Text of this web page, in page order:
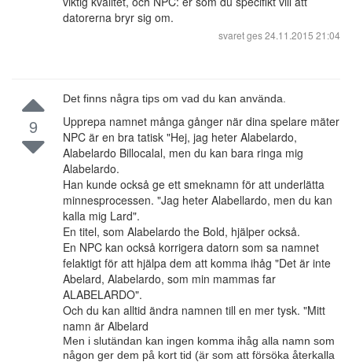
datorerna bryr sig om.
svaret ges24.11.2015 21:04
9
Det finns några tips om vad du kan använda.
Upprepa namnet många gånger när dina spelare mäter
NPC är en bra tatisk "Hej, jag heter Alabelardo,
Alabelardo Billocalal, men du kan bara ringa mig
Alabelardo.
Han kunde också ge ett smeknamn för att underlätta
minnesprocessen. "Jag heter Alabellardo, men du kan
kalla mig Lard".
En titel, som Alabelardo the Bold, hjälper också.
En NPC kan också korrigera datorn som sa namnet
felaktigt för att hjälpa dem att komma ihåg "Det är inte
Abelard, Alabelardo, som min mammas far
ALABELARDO".
Och du kan alltid ändra namnen till en mer tysk. "Mitt
namn är Albelard
Men i slutändan kan ingen komma ihåg alla namn som
någon ger dem på kort tid (är som att försöka återkalla